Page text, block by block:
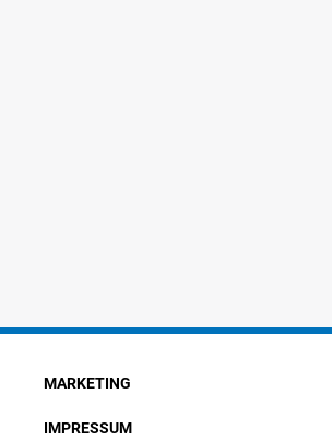
MARKETING
IMPRESSUM